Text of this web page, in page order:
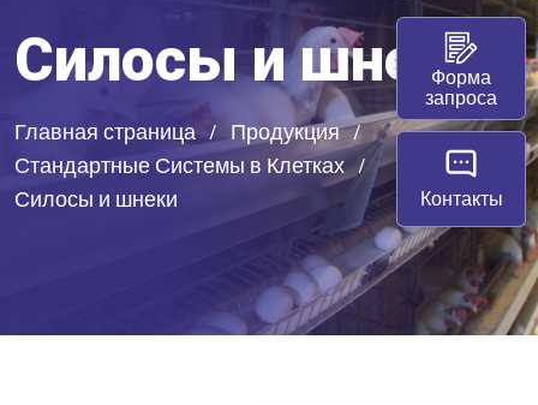
Силосы и шнеки
Главная страница
Продукция
Стандартные Системы в Клетках
Силосы и шнеки
Форма
запроса
Контакты